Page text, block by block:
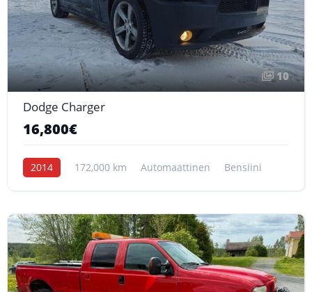
10
Dodge Charger
16,800€
2014 172,000 km Automaattinen Bensiini